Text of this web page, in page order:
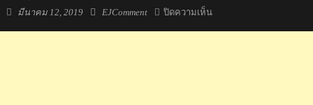
Posted
มีนาคม 12, 2019 Author
EJComment ปิดความเห็นบน